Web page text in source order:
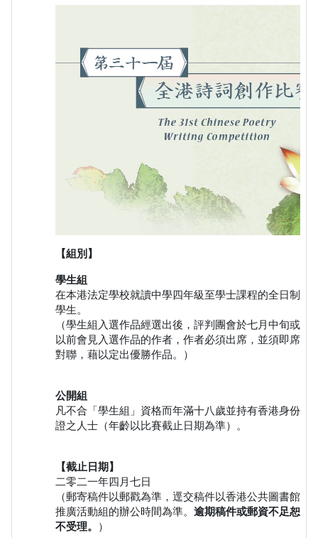
【組別】
學生組
在本港法定學校就讀中學四年級至學士課程的全日制
學生。
（學生組入選作品經選出後，評判團會於七月中旬或
以前會見入選作品的作者，作者必須出席，並須即席
對聯，藉以定出優勝作品。）
公開組
凡不合「學生組」資格而年滿十八歲並持有香港身份
證之人士（年齡以比賽截止日期為準）。
【截止日期】
二零二一年四月七日
（郵寄稿件以郵戳為準，逕交稿件以香港公共圖書館
推廣活動組的辦公時間為準。 逾期稿件或郵資不足恕
不受理。
）